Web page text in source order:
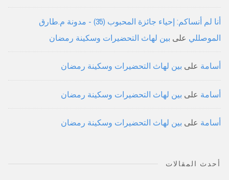
أنا لم أنساكم: إحياء جائزة المحبوب (35) - مدونة م.طارق
الموصللي على بين لهاث التحضيرات وسكينة رمضان
أسامة على بين لهاث التحضيرات وسكينة رمضان
أسامة على بين لهاث التحضيرات وسكينة رمضان
أسامة على بين لهاث التحضيرات وسكينة رمضان
أحدث المقالات